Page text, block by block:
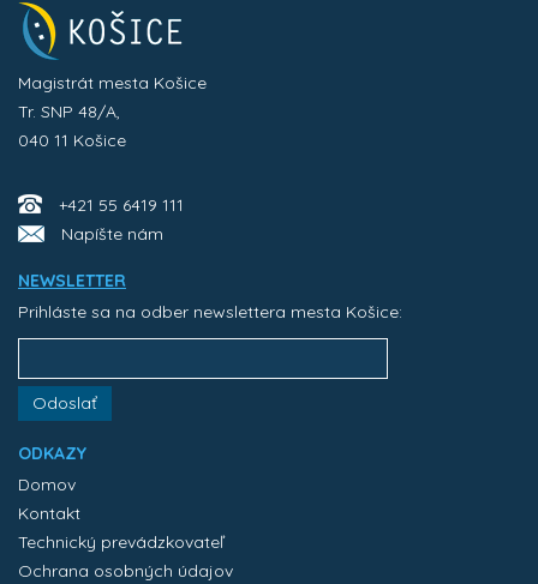
Magistrát mesta Košice
Tr. SNP 48/A,
040 11 Košice
+421 55 6419 111
Napíšte nám
NEWSLETTER
Prihláste sa na odber newslettera mesta Košice:
Odoslať
ODKAZY
Domov
Kontakt
Technický prevádzkovateľ
Ochrana osobných údajov